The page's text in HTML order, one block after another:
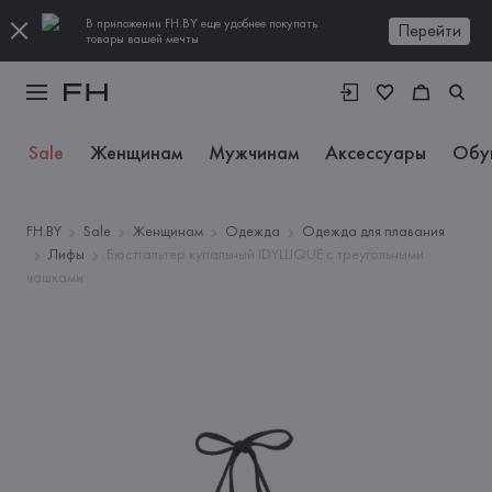
В приложении FH.BY еще удобнее покупать
товары вашей мечты
Перейти
Sale Женщинам Мужчинам Аксессуары
FH.BY Sale Женщинам Одежда
Одежда для плавания
Лифы
Бюстгальтер купальный IDYLLIQUE с треугольными
чашками